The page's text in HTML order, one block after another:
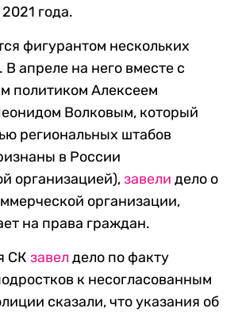
года.
фигурантом нескольких
В апреле на него вместе с
политиком Алексеем
Волковым, который
региональных штабов
в России
организацией),завели дело о
организации,
на права граждан.
СК завел дело по факту
к несогласованным
сказали, что указания об